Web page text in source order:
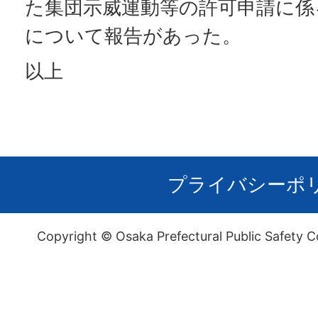
た集団示威運動等の許可申請に
について報告があった。
以上
プライバシーポ
Copyright © Osaka Prefectural Public Safety